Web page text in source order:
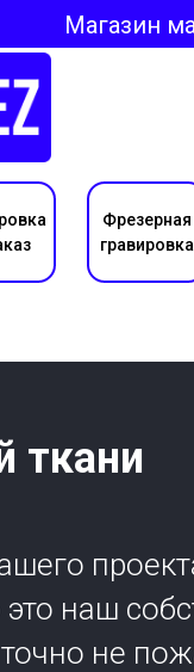
Магазин
Фрезерная
гравировка
ткани
наш
не